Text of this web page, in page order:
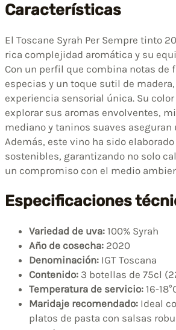
Características
El Toscane Syrah Per Sempre tinto
rica complejidad aromática y su
Con un perfil que combina notas de
especias y un toque sutil de
experiencia sensorial única. Su
explorar sus aromas envolventes,
mediano y taninos suaves aseguran
Además, este vino ha sido
sostenibles, garantizando no solo
un compromiso con el medio
Especificaciones
Variedad de uva: 100% Syrah
Año de cosecha: 2020
Denominación: IGT Toscana
Contenido: 3 botellas de 75cl
Temperatura de servicio: 16-
Maridaje recomendado: Ideal
platos de pasta con salsas